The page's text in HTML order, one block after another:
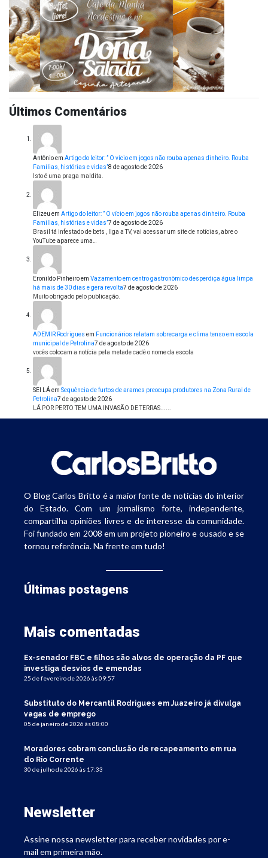
Últimos Comentários
Antônioem Artigo do leitor: ” O vício em jogos não rouba apenas dinheiro. Rouba
Famílias, histórias e vidas”8 de agosto de 2026
Isto é uma praga maldita.
Elizeu em Artigo do leitor: ” O vício em jogos não rouba apenas dinheiro. Rouba
Famílias, histórias e vidas”7 de agosto de 2026
Brasil tá infestado de bets , liga a TV, vai acessar um site de notícias, abre o
YouTube aparece uma…
Eronildo Pinheiroem Vazamento em centro gastronômico desperdiça água limpa
há mais de 30 dias e gera revolta7 de agosto de 2026
Muito obrigado pelo publicação.
ADEMIR Rodrigues em Funcionários relatam sobrecarga e clima tenso em escola
municipal de Petrolina7 de agosto de 2026
vocês colocam a notícia pela metade cadê o nome da escola
SEI LÁem Sequência de furtos de arames preocupa produtores na Zona Rural de
Petrolina7 de agosto de 2026
LÁ POR PERTO TEM UMA INVASÃO DE TERRAS......
O Blog Carlos Britto é a maior fonte de notícias do interior
do Estado. Com um jornalismo forte, independente,
compartilha opiniões livres e de interesse da comunidade.
Foi fundado em 2008 em um projeto pioneiro e ousado e se
tornou referência. Na frente em tudo!
Últimas postagens
Mais comentadas
Ex-senador FBC e filhos são alvos de operação da PF que
investiga desvios de emendas
25 de fevereiro de 2026 às 09:57
Substituto do Mercantil Rodrigues em Juazeiro já divulga
vagas de emprego
05 de janeiro de 2026 às 08:00
Moradores cobram conclusão de recapeamento em rua
do Rio Corrente
30 de julho de 2026 às 17:33
Newsletter
Assine nossa newsletter para receber novidades por e-
mail em primeira mão.